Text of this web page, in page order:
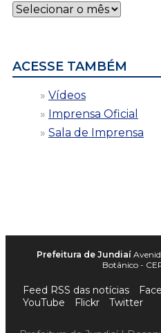
Notícias
por
ACESSE TAMBÉM
Vídeos
Imprensa Oficial
Sala de Imprensa
Prefeitura de Jundiaí
Botânico -
Feed RSS das notícias
YouTube
Flickr Twitter